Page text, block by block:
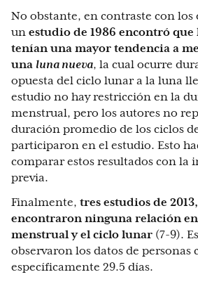
No obstante, en contraste con los
un estudio de 1986 encontró que
tenían una mayor tendencia a
una luna nueva, la cual ocurre
opuesta del ciclo lunar a la luna
estudio no hay restricción en la
menstrual, pero los autores no
duración promedio de los ciclos
participaron en el estudio. Esto
comparar estos resultados con la
previa.
Finalmente, tres estudios de 2013,
encontraron ninguna relación
menstrual y el ciclo lunar (7-9).
observaron los datos de personas
específicamente 29.5 días.